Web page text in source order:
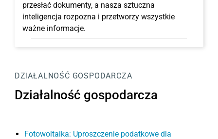
przesłać dokumenty, a nasza sztuczna
inteligencja rozpozna i przetworzy wszystkie
ważne informacje.
DZIAŁALNOŚĆ GOSPODARCZA
Działalność gospodarcza
Fotowoltaika: Uproszczenie podatkowe dla